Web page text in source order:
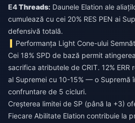
E4Threads: Daunele Elation ale
cumulează cu cei 20% RES PEN ai
defensivă totală.
Performanța Light Cone-ului
Cei 18% SPD de bază permit
sacrifica atributele de CRIT. 12%
al Supremei cu 10-15% — o Supremă
confruntare de 5 cicluri.
Creșterea limitei de SP (până la +3)
Fiecare Abilitate Elation contribuie la